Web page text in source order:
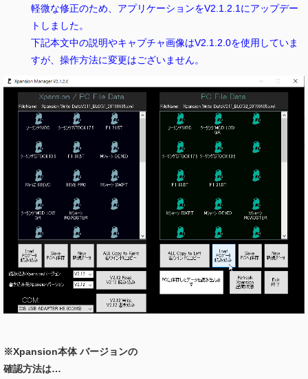
軽微な修正のため、アプリケーションをV2.1.2.1にアップデー
トしました。
下記本文中の説明やキャプチャ画像はV2.1.2.0を使用していま
すが、操作方法に変更はございません。
※Xpansion本体 バージョンの
確認方法は…